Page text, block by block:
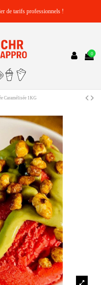
de tarifs professionnels !
0
Caramélisée 1KG